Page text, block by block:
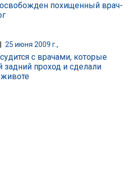
похищенный врач-
25 июня 2009 г.,
с врачами, которые
задний проход и сделали